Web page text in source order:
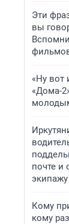
Эти
вы
«Ну вот
«Дома-
почте и
Кому
кому